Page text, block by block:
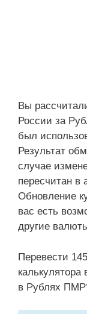
Вы
России за
был
Результат
случае
пересчитан в
Обновление
вас есть
другие
Перевести
в Рублях